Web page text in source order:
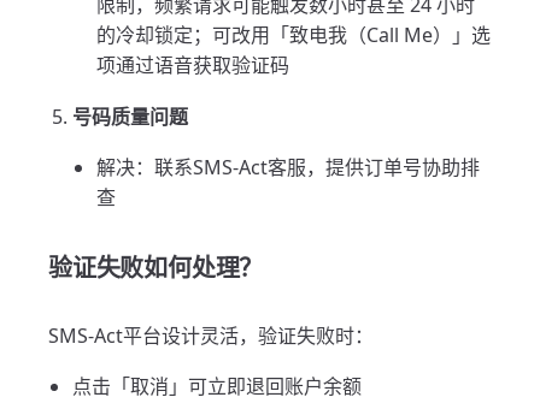
的冷却锁定；可改用「致电我（Call Me）」选
项通过语音获取验证码
号码质量问题
解决：联系SMS-Act客服，提供订单号协助排
查
验证失败如何处理？
SMS-Act平台设计灵活，验证失败时：
点击「取消」可立即退回账户余额